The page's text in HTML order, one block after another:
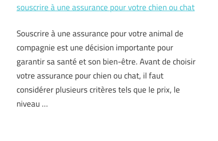
souscrire à une assurance pour votre chien ou chat
Souscrire à une assurance pour votre animal de
compagnie est une décision importante pour
garantir sa santé et son bien-être. Avant de choisir
votre assurance pour chien ou chat, il faut
considérer plusieurs critères tels que le prix, le
niveau …